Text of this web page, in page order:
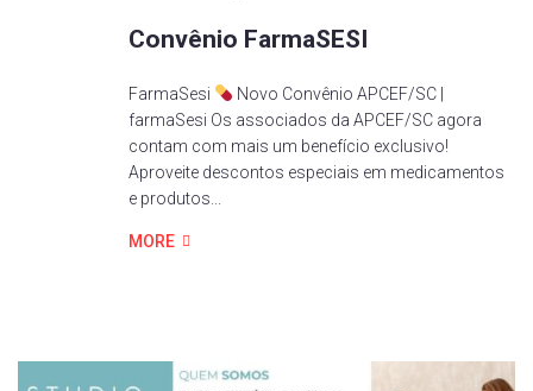
Convênio FarmaSESI
FarmaSesi
Novo Convênio APCEF/SC |
farmaSesi Os associados da APCEF/SC agora
contam com mais um benefício exclusivo!
Aproveite descontos especiais em medicamentos
e produtos...
MORE